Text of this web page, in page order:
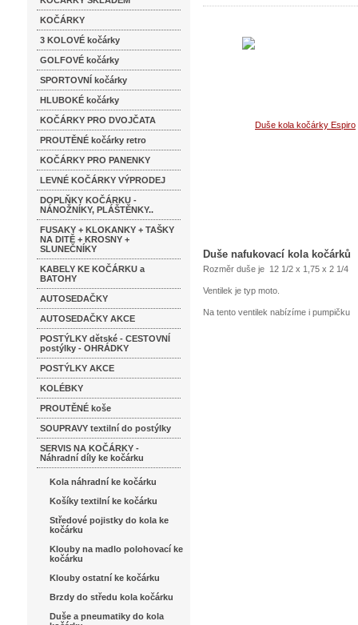
KOČÁRKY
3 KOLOVÉ kočárky
GOLFOVÉ kočárky
SPORTOVNÍ kočárky
HLUBOKÉ kočárky
KOČÁRKY PRO DVOJČATA
PROUTĚNÉ kočárky retro
KOČÁRKY PRO PANENKY
LEVNÉ KOČÁRKY VÝPRODEJ
DOPLŇKY KOČÁRKU -
NÁNOŽNÍKY, PLÁŠTĚNKY..
FUSAKY + KLOKANKY + TAŠKY
NA DITĚ + KROSNY +
SLUNEČNÍKY
KABELY KE KOČÁRKU a
BATOHY
AUTOSEDAČKY
AUTOSEDAČKY AKCE
POSTÝLKY dětské - CESTOVNÍ
postýlky - OHRÁDKY
POSTÝLKY AKCE
KOLÉBKY
PROUTĚNÉ koše
SOUPRAVY textilní do postýlky
SERVIS NA KOČÁRKY -
Náhradní díly ke kočárku
Kola náhradní ke kočárku
Košíky textilní ke kočárku
Středové pojistky do kola ke
kočárku
Klouby na madlo polohovací ke
kočárku
Klouby ostatní ke kočárku
Brzdy do středu kola kočárku
Duše a pneumatiky do kola
Duše nafukovací kola kočárků
Rozměr duše je 12 1/2 x 1,75 x 2 1/4
Ventilek je typ moto.
Na tento ventilek nabízíme i pumpičku